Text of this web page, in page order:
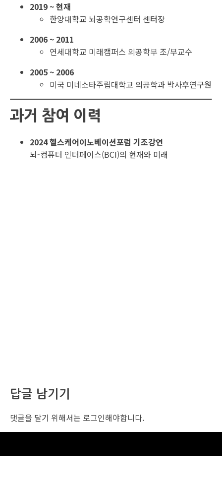
2019 ~ 현재
한양대학교 뇌공학연구센터 센터장
2006 ~ 2011
연세대학교 미래캠퍼스 의공학부 조/부교수
2005 ~ 2006
미국 미네소타주립대학교 의공학과 박사후연구원
과거 참여 이력
2024 헬스케어이노베이션포럼 기조강연
뇌-컴퓨터 인터페이스(BCI)의 현재와 미래
답글 남기기
댓글을 달기 위해서는 로그인해야합니다.